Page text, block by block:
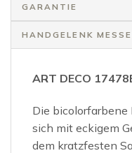
GARANTIE
HANDGELENK
ART DECO
Die
sich mit eckigem
dem kratzfesten